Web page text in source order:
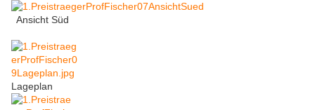
Ansicht Süd
Lageplan